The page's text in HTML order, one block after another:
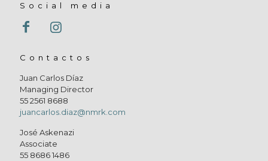
Social media
Contactos
Juan Carlos Díaz
Managing Director
55 2561 8688
juancarlos.diaz@nmrk.com
José Askenazi
Associate
55 8686 1486